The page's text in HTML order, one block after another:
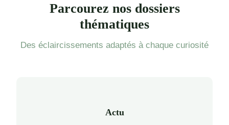
Parcourez nos dossiers
thématiques
Des éclaircissements adaptés à chaque curiosité
Actu